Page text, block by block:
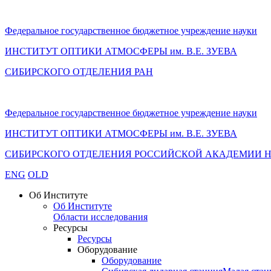
Федеральное государственное бюджетное учреждение науки
ИНСТИТУТ ОПТИКИ АТМОСФЕРЫ им. В.Е. ЗУЕВА
СИБИРСКОГО ОТДЕЛЕНИЯ РАН
Федеральное государственное бюджетное учреждение науки
ИНСТИТУТ ОПТИКИ АТМОСФЕРЫ им. В.Е. ЗУЕВА
СИБИРСКОГО ОТДЕЛЕНИЯ РОССИЙСКОЙ АКАДЕМИИ
ENG OLD
Об Институте
Об Институте
Области исследования
Ресурсы
Ресурсы
Оборудование
Оборудование